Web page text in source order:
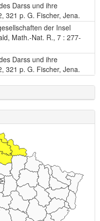
Darss und ihre
321 p. G. Fischer, Jena.
der Insel
Math.-Nat. R., 7 : 277-
Darss und ihre
321 p. G. Fischer, Jena.